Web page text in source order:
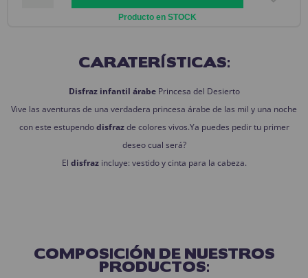
Producto en STOCK
CARATERÍSTICAS:
Disfraz infantil árabePrincesa del Desierto
Vive las aventuras de una verdadera princesa árabe de las mil y una noche
con este estupendodisfrazde colores vivos.Ya puedes pedir tu primer
deseo cual será?
El disfrazincluye: vestido y cinta para la cabeza.
COMPOSICIÓN DE NUESTROS
PRODUCTOS: